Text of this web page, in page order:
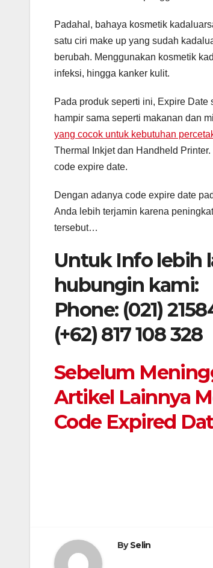
Padahal, bahaya kosmetik
satu ciri make up yang sudah
berubah. Menggunakan kosmetik
infeksi, hingga kanker kulit.
Pada produk seperti ini, Expire
hampir sama seperti makanan dan
yang cocok untuk kebutuhan
Thermal Inkjet dan Handheld
code expire date.
Dengan adanya code expire date
Anda lebih terjamin karena
tersebut…
Untuk Info lebih
hubungin kami:
Phone: (021)
(+62) 817 108 328
Sebelum
Artikel Lainnya
Code Expired
BySelin